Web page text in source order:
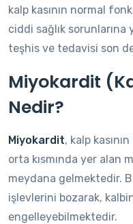
kalp kasının normal
ciddi sağlık
teşhis ve tedavisi son
Miyokardit
Nedir?
Miyokardit, kalp
orta kısmında yer alan
meydana gelmektedir.
işlevlerini bozarak,
engelleyebilmektedir.